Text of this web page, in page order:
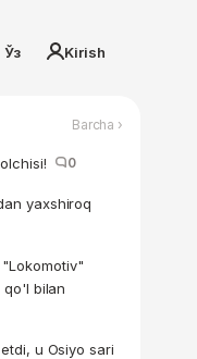
Ўз Kirish
Barcha ›
0
yaxshiroq
bilan
u Osiyo sari